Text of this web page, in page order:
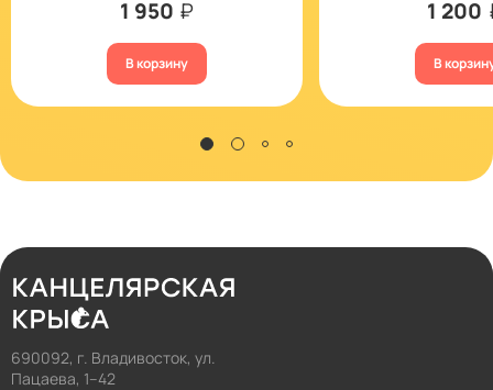
1 950 ₽
В корзину
1 200
В
690092, г. Владивосток, ул.
Пацаева, 1–42